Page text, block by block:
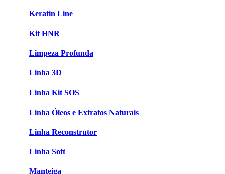
Keratin Line
Kit HNR
Limpeza Profunda
Linha 3D
Linha Kit SOS
Linha Óleos e Extratos Naturais
Linha Reconstrutor
Linha Soft
Manteiga